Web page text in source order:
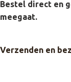
Bestel direct en
meegaat.
Verzenden en